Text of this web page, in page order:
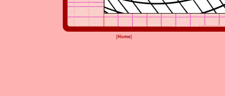
[Home]